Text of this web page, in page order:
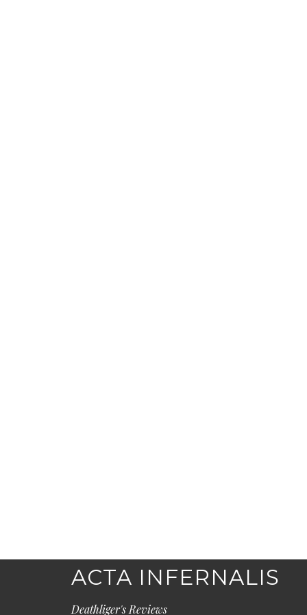
ACTA INFERNALIS
Deathliger's Reviews